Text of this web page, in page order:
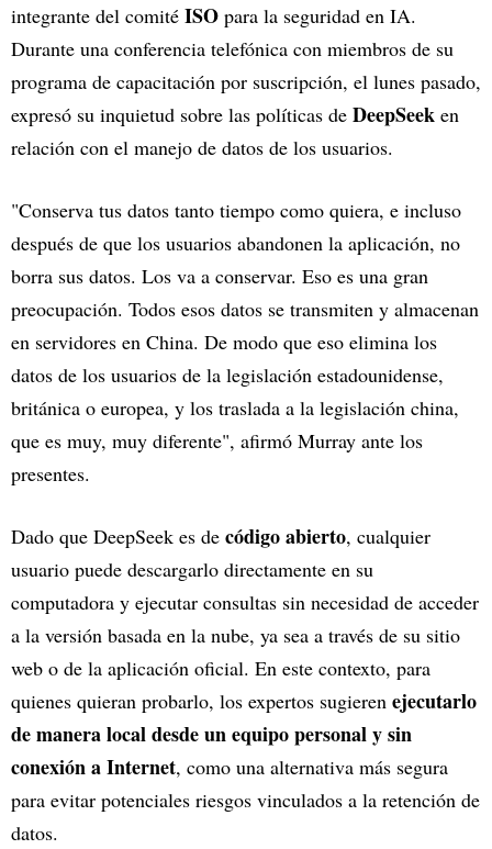
integrante del comité ISO para la seguridad en IA.
Durante una conferencia telefónica con miembros de su
programa de capacitación por suscripción, el lunes pasado,
expresó su inquietud sobre las políticas de DeepSeek en
relación con el manejo de datos de los usuarios.
"Conserva tus datos tanto tiempo como quiera, e incluso
después de que los usuarios abandonen la aplicación, no
borra sus datos. Los va a conservar. Eso es una gran
preocupación. Todos esos datos se transmiten y almacenan
en servidores en China. De modo que eso elimina los
datos de los usuarios de la legislación estadounidense,
británica o europea, y los traslada a la legislación china,
que es muy, muy diferente", afirmó Murray ante los
presentes.
Dado que DeepSeek es de código abierto, cualquier
usuario puede descargarlo directamente en su
computadora y ejecutar consultas sin necesidad de acceder
a la versión basada en la nube, ya sea a través de su sitio
web o de la aplicación oficial. En este contexto, para
quienes quieran probarlo, los expertos sugieren ejecutarlo
de manera local desde un equipo personal y sin
conexión a Internet, como una alternativa más segura
para evitar potenciales riesgos vinculados a la retención de
datos.